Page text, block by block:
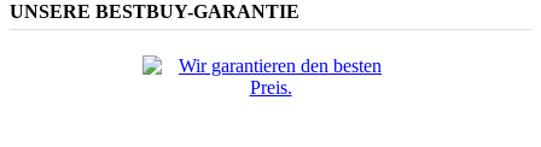
UNSERE BESTBUY-GARANTIE